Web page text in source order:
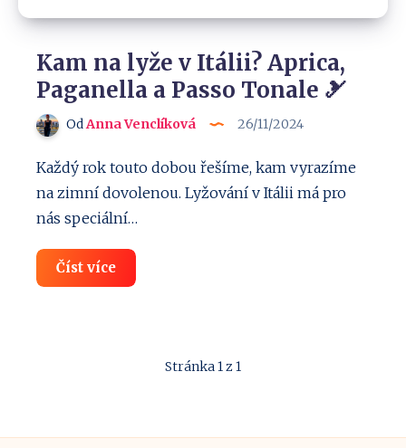
Kam na lyže v Itálii? Aprica,
Paganella a Passo Tonale 🎿
OdAnna Venclíková 26/11/2024
Každý rok touto dobou řešíme, kam vyrazíme
na zimní dovolenou. Lyžování v Itálii má pro
nás speciální…
Číst víceKam
na
PaganellaStránka 1 z 1